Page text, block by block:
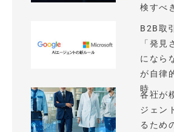
検すべ
B2B取
「発見
になら
が自律
時...
各社が
ジェン
るため